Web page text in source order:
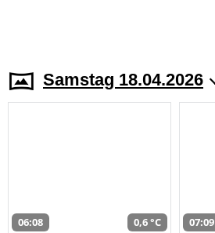
Samstag 18.04.2026
06:08 0,6 °C 07:09